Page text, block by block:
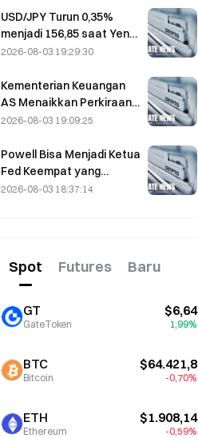
USD/JPY Turun 0,35%
menjadi 156,85 saat Yen
Menguat pada
2026-08-03 19:29:30
Kementerian Keuangan
AS Menaikkan Perkiraan
Peminjaman Q3 Menjadi
2026-08-03 19:09:25
Powell Bisa Menjadi Ketua
Fed Keempat yang
Menyelesaikan Masa
2026-08-03 18:37:14
Spot Futures Baru
GT
GateToken
$6,64
1,99%
BTC
Bitcoin
$64.421,8
-0,70%
ETH
Ethereum
$1.908,14
-0,59%